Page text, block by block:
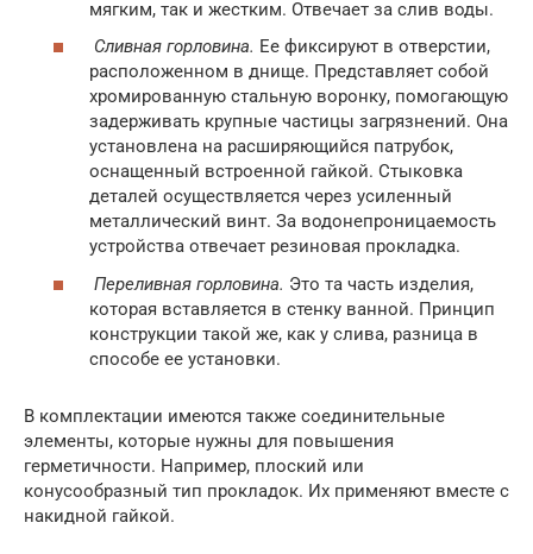
мягким, так и жестким. Отвечает за слив воды.
Сливная горловина. Ее фиксируют в отверстии,
расположенном в днище. Представляет собой
хромированную стальную воронку, помогающую
задерживать крупные частицы загрязнений. Она
установлена на расширяющийся патрубок,
оснащенный встроенной гайкой. Стыковка
деталей осуществляется через усиленный
металлический винт. За водонепроницаемость
устройства отвечает резиновая прокладка.
Переливная горловина. Это та часть изделия,
которая вставляется в стенку ванной. Принцип
конструкции такой же, как у слива, разница в
способе ее установки.
В комплектации имеются также соединительные
элементы, которые нужны для повышения
герметичности. Например, плоский или
конусообразный тип прокладок. Их применяют вместе с
накидной гайкой.